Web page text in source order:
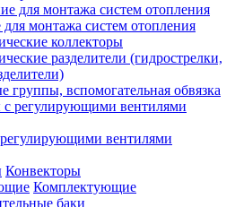
монтажа систем отопления
коллекторы
разделители (гидрострелки,
группы, вспомогательная обвязка
вентилями
Конвекторы
Комплектующие
баки